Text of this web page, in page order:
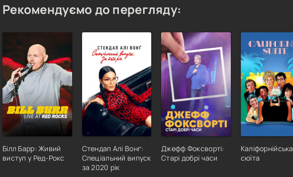
Рекомендуємо до перегляду:
Білл Барр: Живий
виступ у Ред-Рокс
Стендап Алі Вонґ:
Cпеціальний випуск
за 2020 рік
Джефф Фоксворті:
Старі добрі часи
Каліфорнійська
сюїта